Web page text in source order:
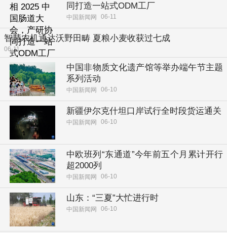
同打造一站式ODM工厂
中国新闻网 06-11
智慧农机通达沃野田畴 夏粮小麦收获过七成
06-11
中国非物质文化遗产馆等举办端午节主题
系列活动
中国新闻网 06-10
新疆伊尔克什坦口岸试行全时段货运通关
中国新闻网 06-10
中欧班列“东通道”今年前五个月累计开行
超2000列
中国新闻网 06-10
山东：“三夏”大忙进行时
中国新闻网 06-10